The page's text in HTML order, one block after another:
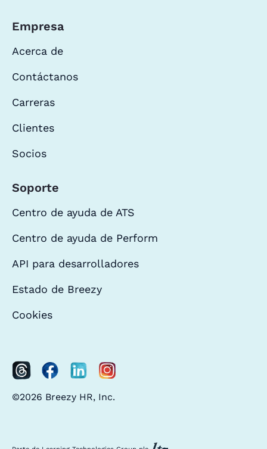
Empresa
Acerca de
Contáctanos
Carreras
Clientes
Socios
Soporte
Centro de ayuda de ATS
Centro de ayuda de Perform
API para desarrolladores
Estado de Breezy
Cookies
©2026 Breezy HR, Inc.